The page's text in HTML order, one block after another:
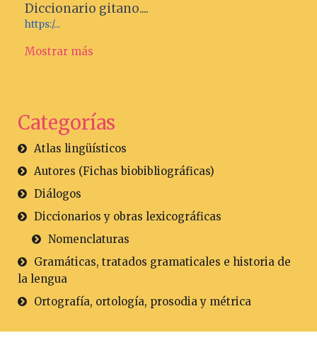
Diccionario gitano....
https:/...
Mostrar más
Categorías
Atlas lingüísticos
Autores (Fichas biobibliográficas)
Diálogos
Diccionarios y obras lexicográficas
Nomenclaturas
Gramáticas, tratados gramaticales e historia de
la lengua
Ortografía, ortología, prosodia y métrica